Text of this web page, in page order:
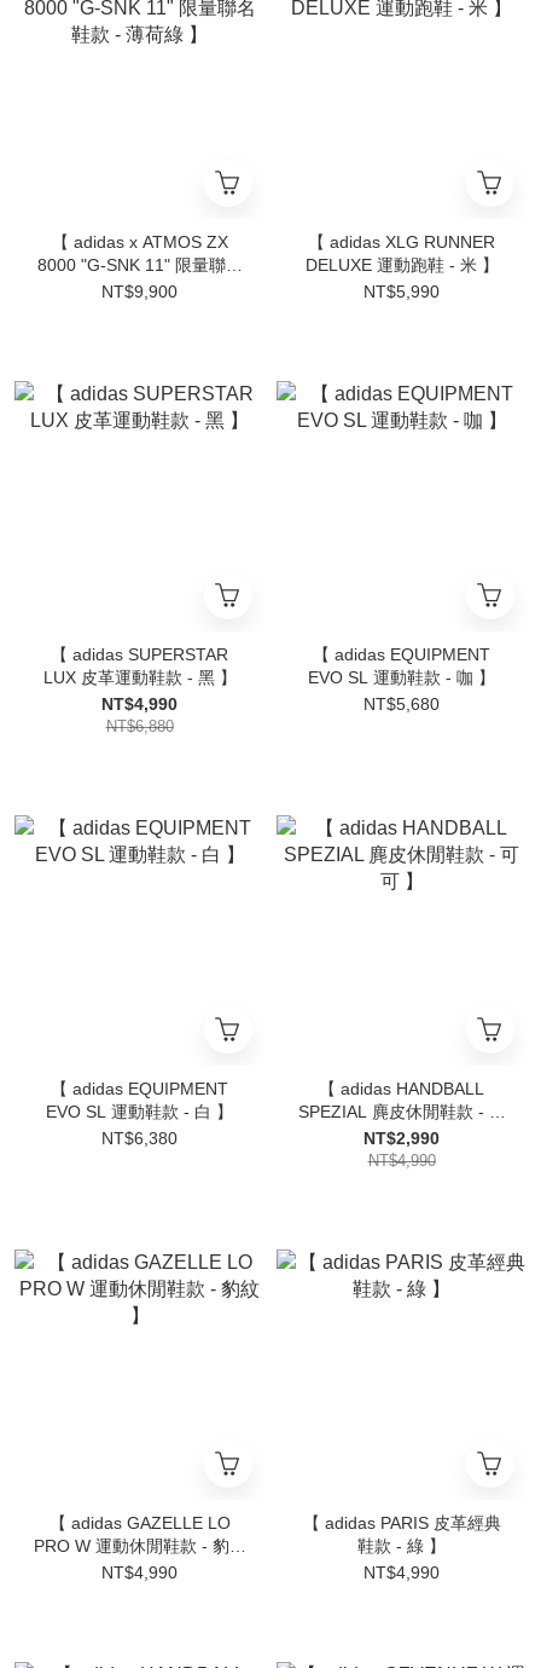
【 adidas x ATMOS ZX
8000 "G-SNK 11" 限量聯名
鞋款 - 薄荷綠 】
NT$9,900
【 adidas XLG RUNNER
DELUXE 運動跑鞋 - 米 】
NT$5,990
【 adidas SUPERSTAR
LUX 皮革運動鞋款 - 黑 】
NT$4,990
NT$6,880
【 adidas EQUIPMENT
EVO SL 運動鞋款 - 咖 】
NT$5,680
【 adidas EQUIPMENT
EVO SL 運動鞋款 - 白 】
NT$6,380
【 adidas HANDBALL
SPEZIAL 麂皮休閒鞋款 - 可
可 】
NT$2,990
NT$4,990
【 adidas GAZELLE LO
PRO W 運動休閒鞋款 - 豹紋
】
NT$4,990
【 adidas PARIS 皮革經典
鞋款 - 綠 】
NT$4,990